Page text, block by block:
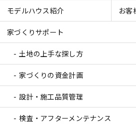
モデルハウス紹介 お客
家づくりサポート
土地の上手な探し方
家づくりの資金計画
設計・施工品質管理
検査・アフターメンテナンス